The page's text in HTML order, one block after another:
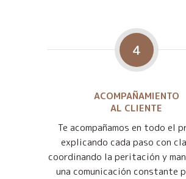
4
ACOMPAÑAMIENTO
AL CLIENTE
Te acompañamos en todo el
explicando cada paso con
coordinando la peritación y
una comunicación constante